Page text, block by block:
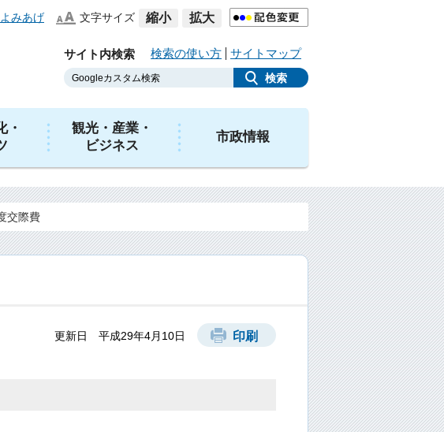
みあげ 文字サイズ 縮小 拡大
サイト内検索 検索の使い方 サイトマップ
・
観光・産業・
ビジネス
市政情報
交際費
印刷
更新日 平成29年4月10日